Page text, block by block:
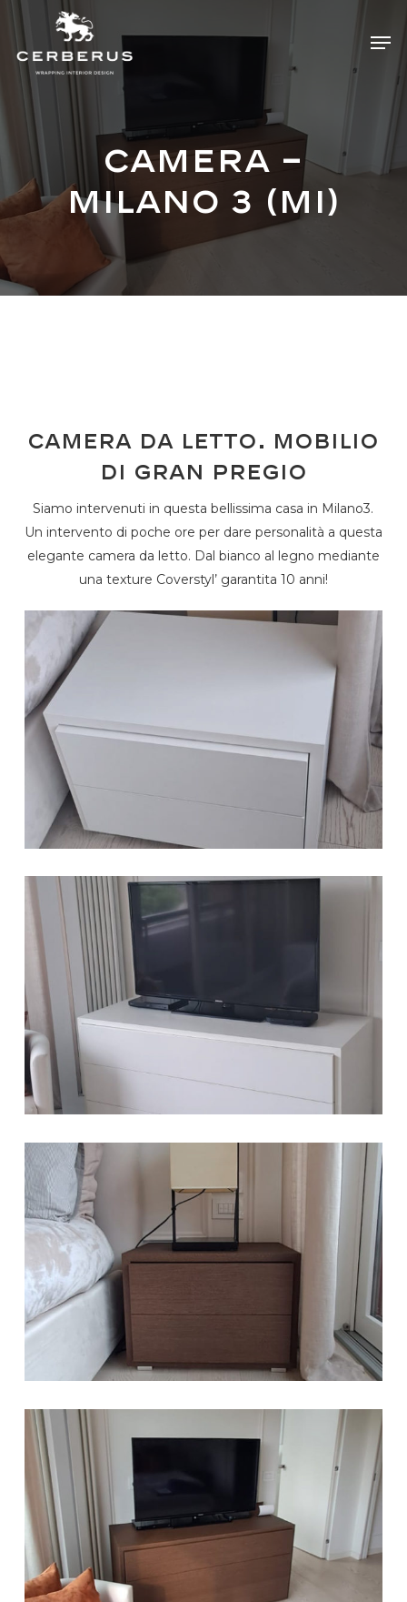
Skip
main
content
Camera –
Milano 3 (MI)
Camera da letto. Mobilio
di gran pregio
Siamo intervenuti in questa bellissima casa in Milano3.
Un intervento di poche ore per dare personalità a questa
elegante camera da letto. Dal bianco al legno mediante
una texture Coverstyl’ garantita 10 anni!